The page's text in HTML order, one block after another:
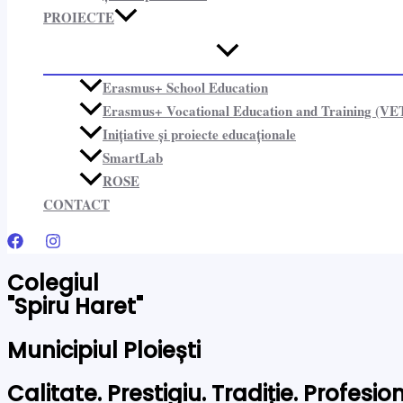
PROIECTE​
Erasmus+ School Education
Erasmus+ Vocational Education and Training
Inițiative și proiecte educaționale​
SmartLab
ROSE
CONTACT
Colegiul
"Spiru Haret"
Municipiul Ploiești
Calitate. Prestigiu. Tradiție.